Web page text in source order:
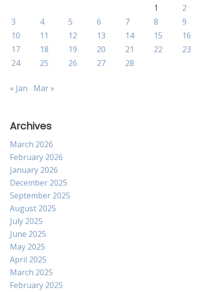
1
2
3
4 5 6 7 8
9
10
11 12 13 14 15
16
17
18 19 20 21 22
23
24
25 26 27 28
« Jan Mar »
Archives
March 2026
February 2026
January 2026
December 2025
September 2025
August 2025
July 2025
June 2025
May 2025
April 2025
March 2025
February 2025